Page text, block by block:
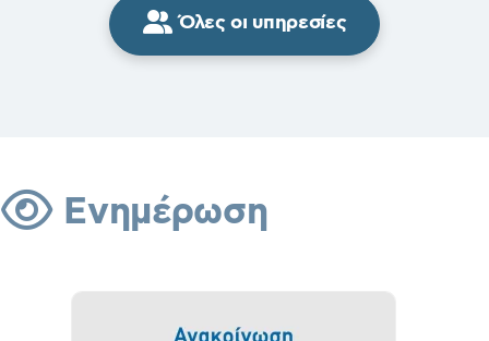
Όλες οι υπηρεσίες
Ενημέρωση